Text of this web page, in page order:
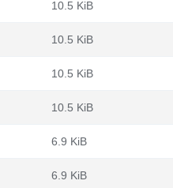
10.5 KiB
10.5 KiB
10.5 KiB
10.5 KiB
6.9 KiB
6.9 KiB